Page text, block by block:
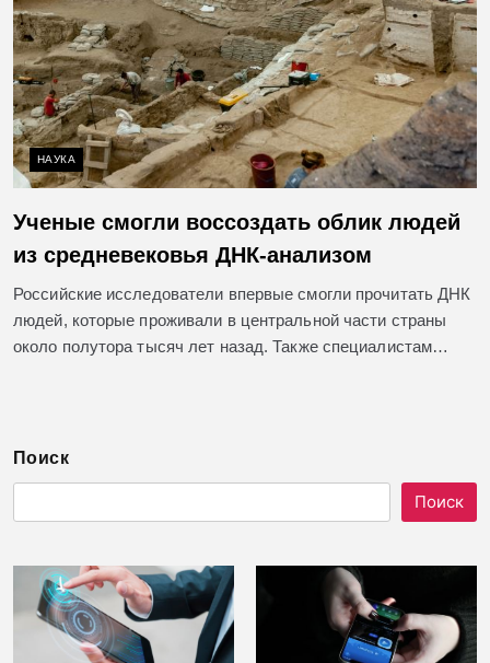
НАУКА
Ученые смогли воссоздать облик людей
из средневековья ДНК-анализом
Российские исследователи впервые смогли прочитать ДНК
людей, которые проживали в центральной части страны
около полутора тысяч лет назад. Также специалистам…
Поиск
Поиск